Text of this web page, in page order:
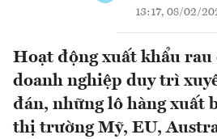
13:17, 08/02/
Hoạt động xuất khẩu rau
doanh nghiệp duy trì
đán, những lô hàng xuất
thị trường Mỹ, EU,